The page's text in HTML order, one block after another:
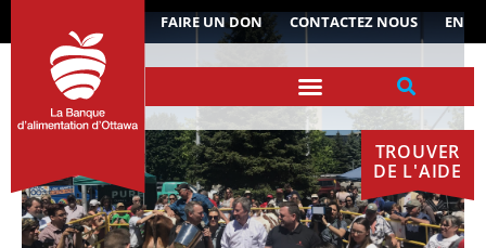
FAIRE UN DON CONTACTEZ NOUS EN
TROUVER
DE L'AIDE